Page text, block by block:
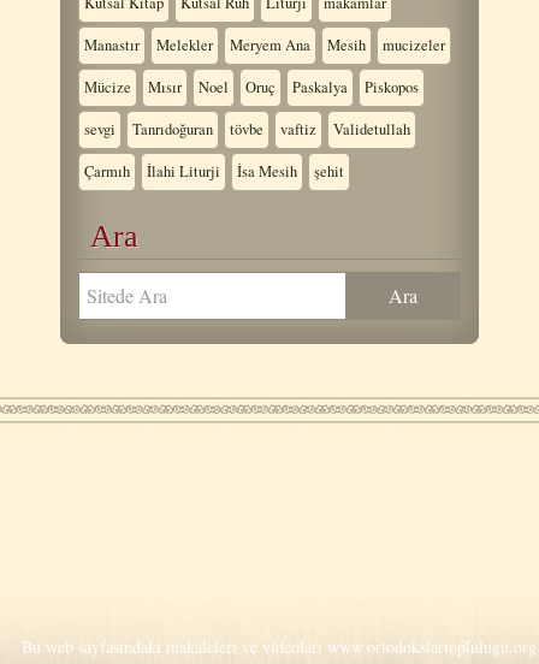
Manastır Melekler Meryem Ana Mesih mucizeler
Mücize Mısır Noel Oruç Paskalya Piskopos
sevgi Tanrıdoğuran tövbe vaftiz Validetullah
Çarmıh İlahi Liturji İsa Mesih şehit
Ara
Bu web sayfasındaki makaleleri ve videoları www.ortodokslartoplulugu.org